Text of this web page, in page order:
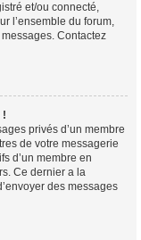
et/ou connecté,
l’ensemble du forum,
Contactez
!
privés d’un membre
de votre messagerie
d’un membre en
Ce dernier a la
des messages